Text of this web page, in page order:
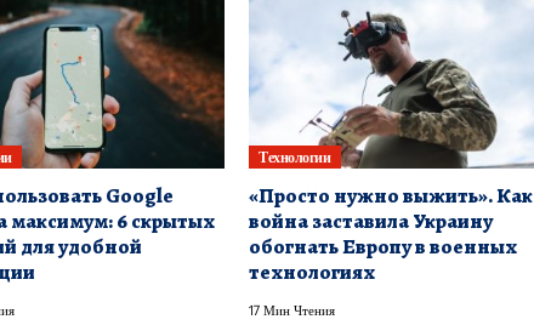
Google
максимум: 6 скрытых
для удобной
Технологии
«Просто нужно выжить». Как
война заставила Украину
обогнать Европу в военных
технологиях
17 Мин Чтения